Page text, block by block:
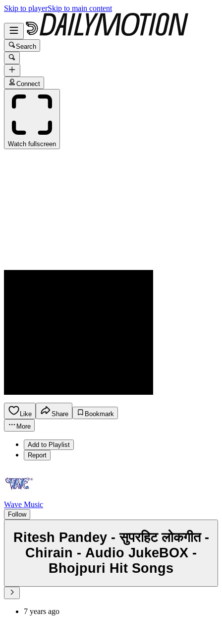
Skip to playerSkip to main content
Search
Connect
Watch fullscreen
Like Share
Bookmark
More
Add to Playlist
Report
Wave Music
Follow
Ritesh Pandey - सुपरहिट लोकगीत -
Chirain - Audio JukeBOX -
Bhojpuri Hit Songs
7 years ago